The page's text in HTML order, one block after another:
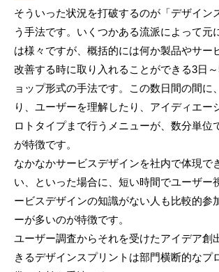
そういった状況を打破するのが「デザイン
う手法です。いくつかある流派によって元
は様々ですが、概括的には何か製品やサー
改善する時に取り入れることができる3日
ョップ形式の手法です。この数日間の間に
り、ユーザーを理解したり、アイディエー
ロトタイプまで行うメニューが、数分単位
が特徴です。
なかなかサービスデザインを社内で体現で
い、といった場合に、短い時間でユーザー
ービスデザインの知識がない人も比較的参
ーが多いのが特徴です。
ユーザー調査からそれを受けたアイデア創
きるデザインスプリントは部門横断的なプ